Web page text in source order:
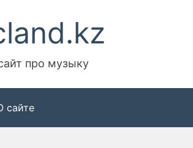
про музыку
сайте